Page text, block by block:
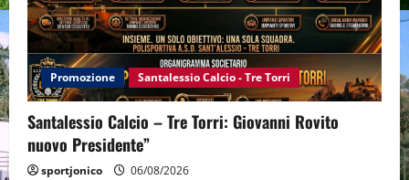
Promozione Santalessio Calcio - Tre Torri
Santalessio Calcio – Tre Torri: Giovanni Rovito
nuovo Presidente”
sportjonico 06/08/2026